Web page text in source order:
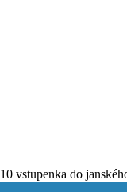
10 vstupenka do